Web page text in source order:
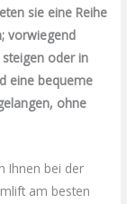
sie eine Reihe
vorwiegend
oder in
eine bequeme
ohne
Ihnen bei der
am besten